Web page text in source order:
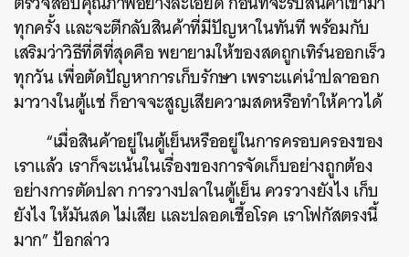
ทุกครั้ง และจะตีกลับสินค้าที่มีปัญหาในทันที พร้อมกับ
เสริมว่าวิธีที่ดีที่สุดคือ พยายามให้ของสดถูกเทิร์นออกเร็ว
ทุกวัน เพื่อตัดปัญหาการเก็บรักษา เพราะแค่นำปลาออก
มาวางในตู้แช่ ก็อาจจะสูญเสียความสดหรือทำให้คาวได้
“เมื่อสินค้าอยู่ในตู้เย็นหรืออยู่ในการครอบครองของ
เราแล้ว เราก็จะเน้นในเรื่องของการจัดเก็บอย่างถูกต้อง
อย่างการตัดปลา การวางปลาในตู้เย็น ควรวางยังไง เก็บ
ยังไง ให้มันสด ไม่เสีย และปลอดเชื้อโรค เราโฟกัสตรงนี้
มาก” ป้อกล่าว